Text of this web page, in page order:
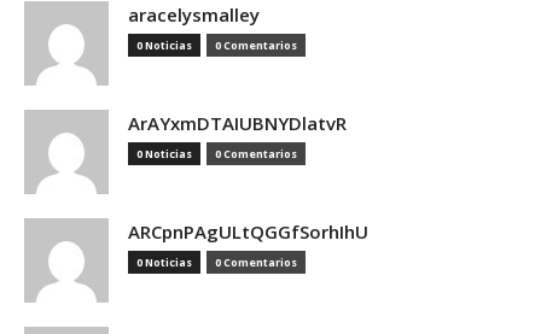
aracelysmalley
0 Noticias 0 Comentarios
ArAYxmDTAIUBNYDlatvR
0 Noticias 0 Comentarios
ARCpnPAgULtQGGfSorhIhU
0 Noticias 0 Comentarios